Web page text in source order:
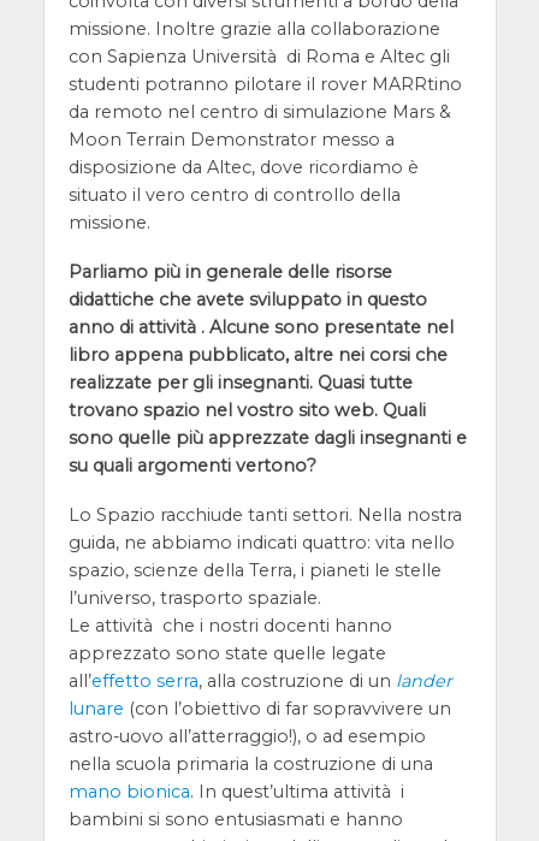
missione. Inoltre grazie alla collaborazione
con Sapienza Università di Roma e Altec gli
studenti potranno pilotare il rover MARRtino
da remoto nel centro di simulazione Mars &
Moon Terrain Demonstrator messo a
disposizione da Altec, dove ricordiamo è
situato il vero centro di controllo della
missione.
Parliamo più in generale delle risorse
didattiche che avete sviluppato in questo
anno di attività . Alcune sono presentate nel
libro appena pubblicato, altre nei corsi che
realizzate per gli insegnanti. Quasi tutte
trovano spazio nel vostro sito web. Quali
sono quelle più apprezzate dagli insegnanti e
su quali argomenti vertono?
Lo Spazio racchiude tanti settori. Nella nostra
guida, ne abbiamo indicati quattro: vita nello
spazio, scienze della Terra, i pianeti le stelle
l’universo, trasporto spaziale.
Le attività che i nostri docenti hanno
apprezzato sono state quelle legate
all’effetto serra, alla costruzione di un lander
lunare (con l’obiettivo di far sopravvivere un
astro-uovo all’atterraggio!), o ad esempio
nella scuola primaria la costruzione di una
mano bionica. In quest’ultima attività i
bambini si sono entusiasmati e hanno